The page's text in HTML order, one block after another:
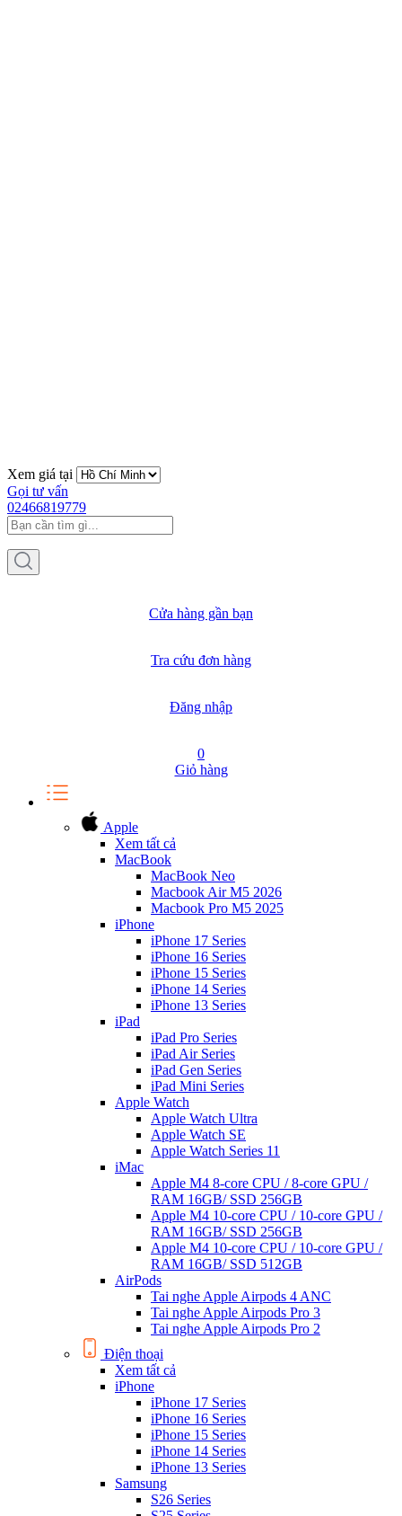
Xem giá tại
Gọi tư vấn
02466819779
Cửa hàng gần bạn
Tra cứu đơn hàng
Đăng nhập
0
Giỏ hàng
Apple
Xem tất cả
MacBook
MacBook Neo
Macbook Air M5 2026
Macbook Pro M5 2025
iPhone
iPhone 17 Series
iPhone 16 Series
iPhone 15 Series
iPhone 14 Series
iPhone 13 Series
iPad
iPad Pro Series
iPad Air Series
iPad Gen Series
iPad Mini Series
Apple Watch
Apple Watch Ultra
Apple Watch SE
Apple Watch Series 11
iMac
Apple M4 8-core CPU / 8-core GPU /
RAM 16GB/ SSD 256GB
Apple M4 10-core CPU / 10-core GPU /
RAM 16GB/ SSD 256GB
Apple M4 10-core CPU / 10-core GPU /
RAM 16GB/ SSD 512GB
AirPods
Tai nghe Apple Airpods 4 ANC
Tai nghe Apple Airpods Pro 3
Tai nghe Apple Airpods Pro 2
Điện thoại
Xem tất cả
iPhone
iPhone 17 Series
iPhone 16 Series
iPhone 15 Series
iPhone 14 Series
iPhone 13 Series
Samsung
S26 Series